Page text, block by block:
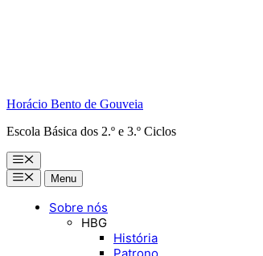
Horácio Bento de Gouveia
Escola Básica dos 2.º e 3.º Ciclos
Menu
MenuMenu
Sobre nós
HBG
História